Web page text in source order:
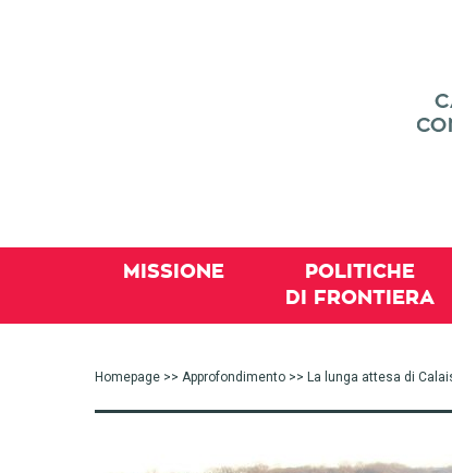
MISSIONE
POLITICHE
DI FRONTIERA
Homepage >> Approfondimento >> La lunga attesa di